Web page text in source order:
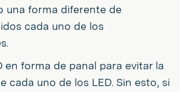
una forma diferente de
cada uno de los
en forma de panal para evitar la
cada uno de los LED. Sin esto, si